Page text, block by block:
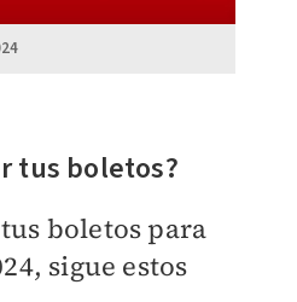
tus boletos?
boletos para
sigue estos